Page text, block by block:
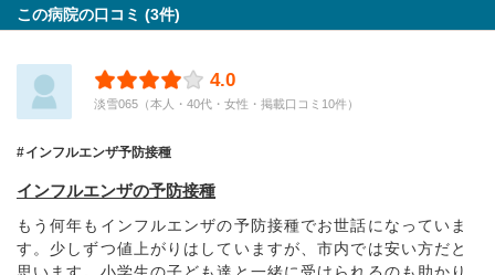
この病院の口コミ (3件)
4.0
淡雪065（本人・40代・女性・掲載口コミ10件）
インフルエンザ予防接種
インフルエンザの予防接種
もう何年もインフルエンザの予防接種でお世話になっていま
す。少しずつ値上がりはしていますが、市内では安い方だと